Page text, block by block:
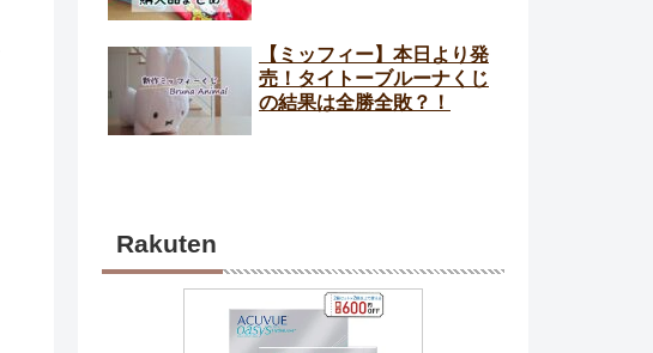
【ミッフィー】本日より発
売！タイトーブルーナくじ
の結果は全勝全敗？！
Rakuten